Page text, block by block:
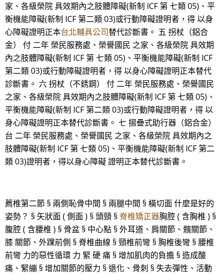
家、各級榮院 具效期內之肢體障礙(新制 ICF 第 七類 05)、平
衡機能障礙(新制 ICF 第二類 03)或行動障礙證明者，得 以身
心障礙證明正本台北輔具公司替代診斷書。 五 拐杖（鋁合
金） 付 二年 榮民服務處、榮譽國民 之家、各級榮院 具效期
內之肢體障礙(新制 ICF 第 七類 05)、平衡機能障礙(新制 ICF
第二類 03)或行動障礙證明者，得 以身心障礙證明正本替代
診斷書。 六 拐杖（不銹鋼） 付 二年 榮民服務處、榮譽國民
之家、各級榮院 具效期內之肢體障礙(新制 ICF 第 七類 05)、
平衡機能障礙(新制 ICF 第二類 03)或行動障礙證明者，得 以
身心障礙證明正本替代診斷書。 七 摺疊式助行器（鋁合金）
台 二年 榮民服務處、榮譽國民 之家、各級榮院 具效期內之
肢體障礙(新制 ICF 第 七類 05)、平衡機能障礙(新制 ICF 第二
類 03)證明者，得以身心障礙 證明正本替代診斷書。
薦椎第二節 § 兩側恥骨中間 § 兩腿中間 § 橫切面 什麼是好的
姿勢？ § 矢狀面 ( 側面 ) § 頭頸 §脊椎矯正器胸腔 ( 含胸椎 ) §
腹腔 ( 含腰椎 ) § 骨盆 § 中心點 § 外耳道、肩關節、髖關節、
膝 關節、外踝前側 § 脊椎曲線 § 頸椎前彎 § 胸椎後彎 § 腰椎
前彎 力的惡性循環 力 緊 硬 痛 § 增加肌肉的負擔 § 造成酸
痛、緊繃 § 增加關節的壓力 § 退化、骨刺 § 失去彈性、活動